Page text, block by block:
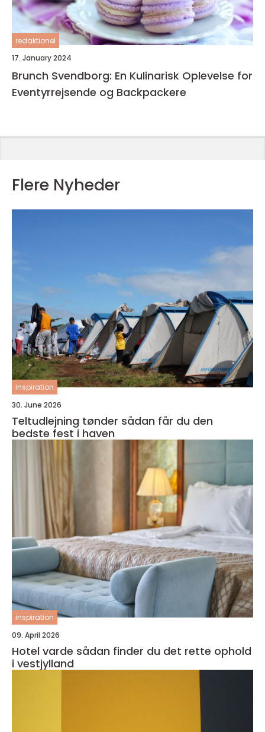
redaktionel
17. January 2024
Brunch Svendborg: En Kulinarisk Oplevelse for
Eventyrrejsende og Backpackere
Flere Nyheder
inspiration
30. June 2026
Teltudlejning tønder sådan får du den
bedste fest i haven
inspiration
09. April 2026
Hotel varde sådan finder du det rette ophold
i vestjylland